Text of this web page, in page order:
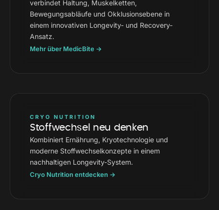
verbindet Haltung, Muskelketten,
Bewegungsabläufe und Okklusionsebene in
einem innovativen Longevity- und Recovery-
Ansatz.
Mehr über MedicBite →
CRYO NUTRITION
Stoffwechsel neu denken
Kombiniert Ernährung, Kryotechnologie und
moderne Stoffwechselkonzepte in einem
nachhaltigen Longevity-System.
Cryo Nutrition entdecken →